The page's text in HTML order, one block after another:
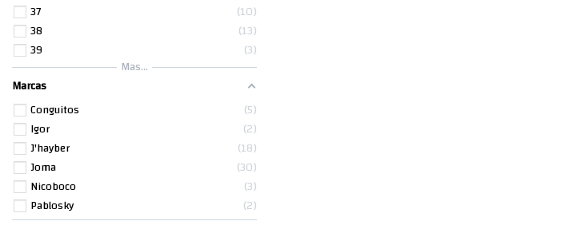
37
10
38
13
39
3
Mas...
Marcas
Conguitos
5
Igor
2
J'hayber
18
Joma
30
Nicoboco
3
Pablosky
2